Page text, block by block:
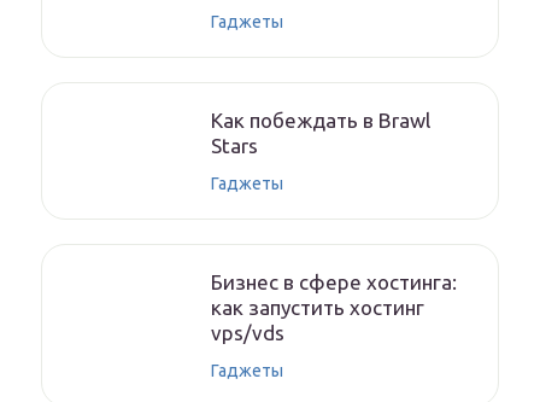
Гаджеты
Как побеждать в Brawl
Stars
Гаджеты
Бизнес в сфере хостинга:
как запустить хостинг
vps/vds
Гаджеты